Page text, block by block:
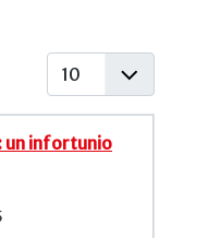
Visualizza #
un infortunio